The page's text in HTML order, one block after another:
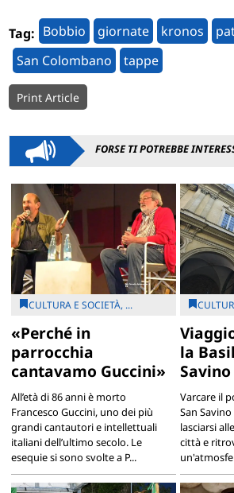
Tag: Bobbio giornate kronos
San Colombano
tappe
Print Article
FORSE TI POTREBBE
CULTURA E SOCIETÀ, ...
«Perché in
parrocchia
cantavamo Guccini»
All’età di 86 anni è morto
Francesco Guccini, uno dei più
grandi cantautori e intellettuali
italiani dell’ultimo secolo. Le
esequie si sono svolte a P...
la
Savino
Varcare il
San
lasciarsi
città e